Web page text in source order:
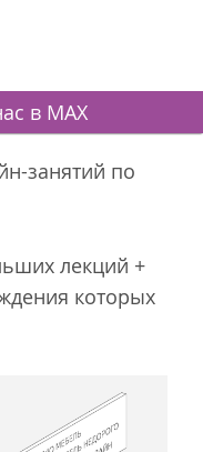
в MAX
занятий по
лекций +
которых